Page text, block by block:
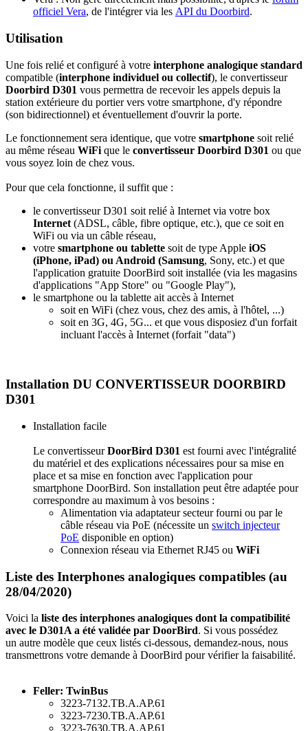
officiel Vera, de l'intégrer via les API du Doorbird.
Utilisation
Une fois relié et configuré à votre interphone analogique standard
compatible (interphone individuel ou collectif), le convertisseur
Doorbird D301 vous permettra de recevoir les appels depuis la
station extérieure du portier vers votre smartphone, d'y répondre
(son bidirectionnel) et éventuellement d'ouvrir la porte.
Le fonctionnement sera identique, que votre smartphone soit relié
au même réseau WiFi que le convertisseur Doorbird D301 ou que
vous soyez loin de chez vous.
Pour que cela fonctionne, il suffit que :
le convertisseur D301 soit relié à Internet via votre box
Internet (ADSL, câble, fibre optique, etc.), que ce soit en
WiFi ou via un câble réseau,
votre smartphone ou tablette soit de type Apple iOS
(iPhone, iPad) ou Android (Samsung, Sony, etc.) et que
l'application gratuite DoorBird soit installée (via les magasins
d'applications "App Store" ou "Google Play"),
le smartphone ou la tablette ait accès à Internet
soit en WiFi (chez vous, chez des amis, à l'hôtel, ...)
soit en 3G, 4G, 5G... et que vous disposiez d'un forfait
incluant l'accès à Internet (forfait "data")
Installation DU CONVERTISSEUR DOORBIRD
D301
Installation facile
Le convertisseurDoorBird D301 est fourni avec l'intégralité
du matériel et des explications nécessaires pour sa mise en
place et sa mise en fonction avec l'application pour
smartphone DoorBird. Son installation peut être adaptée pour
correspondre au maximum à vos besoins :
Alimentation via adaptateur secteur fourni ou par le
câble réseau via PoE (nécessite un switch injecteur
PoE disponible en option)
Connexion réseau via Ethernet RJ45 ou WiFi
Liste des Interphones analogiques compatibles (au
28/04/2020)
Voici la liste des interphones analogiques dont la compatibilité
avec le D301A a été validée par DoorBird. Si vous possédez
un autre modèle que ceux listés ci-dessous, demandez-nous, nous
transmettrons votre demande à DoorBird pour vérifier la faisabilité.
Feller: TwinBus
3223-7132.TB.A.AP.61
3223-7230.TB.A.AP.61
3223-7630.TB.A.AP.61